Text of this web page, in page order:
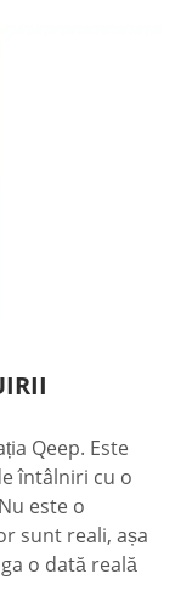
Qeep. Este
întâlniri cu o
este o
sunt reali, așa
o dată reală